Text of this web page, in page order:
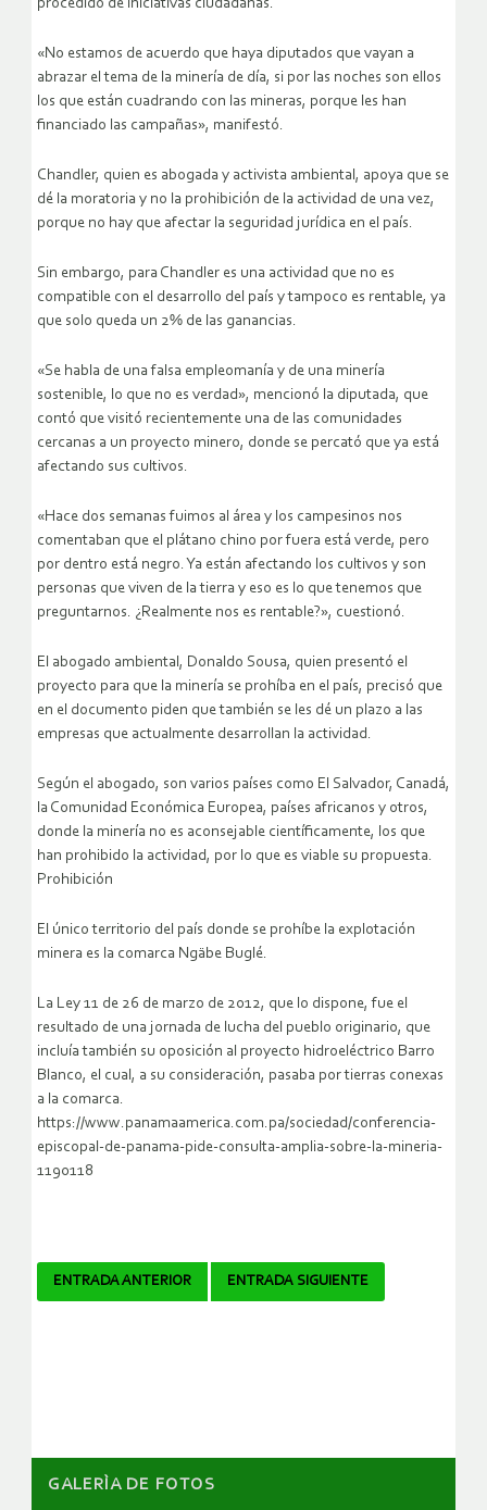
procedido de iniciativas ciudadanas.
«No estamos de acuerdo que haya diputados que vayan a
abrazar el tema de la minería de día, si por las noches son ellos
los que están cuadrando con las mineras, porque les han
financiado las campañas», manifestó.
Chandler, quien es abogada y activista ambiental, apoya que se
dé la moratoria y no la prohibición de la actividad de una vez,
porque no hay que afectar la seguridad jurídica en el país.
Sin embargo, para Chandler es una actividad que no es
compatible con el desarrollo del país y tampoco es rentable, ya
que solo queda un 2% de las ganancias.
«Se habla de una falsa empleomanía y de una minería
sostenible, lo que no es verdad», mencionó la diputada, que
contó que visitó recientemente una de las comunidades
cercanas a un proyecto minero, donde se percató que ya está
afectando sus cultivos.
«Hace dos semanas fuimos al área y los campesinos nos
comentaban que el plátano chino por fuera está verde, pero
por dentro está negro. Ya están afectando los cultivos y son
personas que viven de la tierra y eso es lo que tenemos que
preguntarnos. ¿Realmente nos es rentable?», cuestionó.
El abogado ambiental, Donaldo Sousa, quien presentó el
proyecto para que la minería se prohíba en el país, precisó que
en el documento piden que también se les dé un plazo a las
empresas que actualmente desarrollan la actividad.
Según el abogado, son varios países como El Salvador, Canadá,
la Comunidad Económica Europea, países africanos y otros,
donde la minería no es aconsejable científicamente, los que
han prohibido la actividad, por lo que es viable su propuesta.
Prohibición
El único territorio del país donde se prohíbe la explotación
minera es la comarca Ngäbe Buglé.
La Ley 11 de 26 de marzo de 2012, que lo dispone, fue el
resultado de una jornada de lucha del pueblo originario, que
incluía también su oposición al proyecto hidroeléctrico Barro
Blanco, el cual, a su consideración, pasaba por tierras conexas
a la comarca.
https://www.panamaamerica.com.pa/sociedad/conferencia-
episcopal-de-panama-pide-consulta-amplia-sobre-la-mineria-
1190118
Navegador
ENTRADA ANTERIOR ENTRADA SIGUIENTE
GALERÌA DE FOTOS